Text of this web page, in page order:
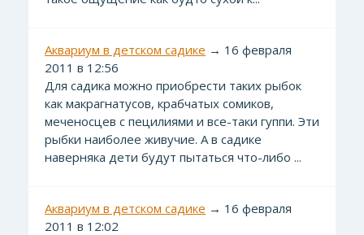
Аквариум в детском садике → 16 февраля
2011 в 12:56
Для садика можно приобрести таких рыбок
как макрагнатусов, крабчатых сомиков,
меченосцев с пецилиями и все-таки гуппи. Эти
рыбки наиболее живучие. А в садике
наверняка дети будут пытаться что-либо ...
Аквариум в детском садике → 16 февраля
2011 в 12:02